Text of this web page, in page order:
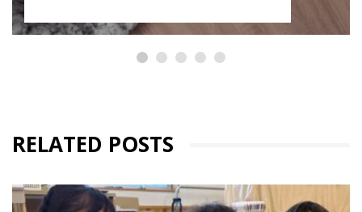
RELATED POSTS